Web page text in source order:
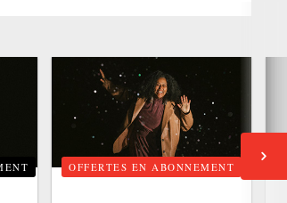
OFFERTES EN ABONNEMENT